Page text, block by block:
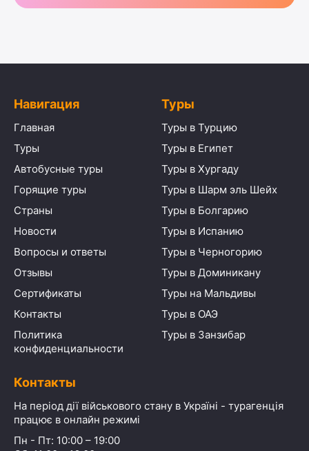
Навигация
Главная
Туры
Автобусные туры
Горящие туры
Страны
Новости
Вопросы и ответы
Отзывы
Сертификаты
Контакты
Политика
конфиденциальности
Туры
Туры в Турцию
Туры в Египет
Туры в Хургаду
Туры в Шарм эль Шейх
Туры в Болгарию
Туры в Испанию
Туры в Черногорию
Туры в Доминикану
Туры на Мальдивы
Туры в ОАЭ
Туры в Занзибар
Контакты
На період дії військового стану в Україні - турагенція
працює в онлайн режимі
Пн - Пт: 10:00 – 19:00